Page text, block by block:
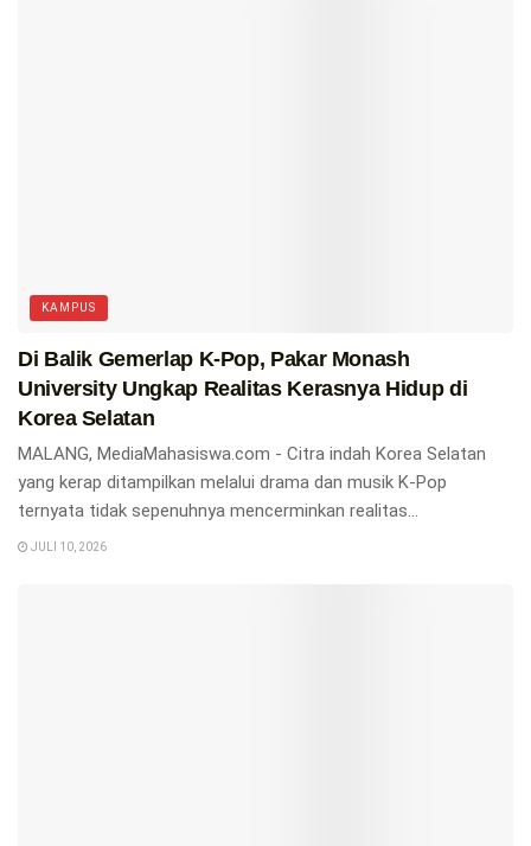
KAMPUS
Di Balik Gemerlap K-Pop, Pakar Monash
University Ungkap Realitas Kerasnya Hidup di
Korea Selatan
MALANG, MediaMahasiswa.com - Citra indah Korea Selatan
yang kerap ditampilkan melalui drama dan musik K-Pop
ternyata tidak sepenuhnya mencerminkan realitas...
JULI 10, 2026